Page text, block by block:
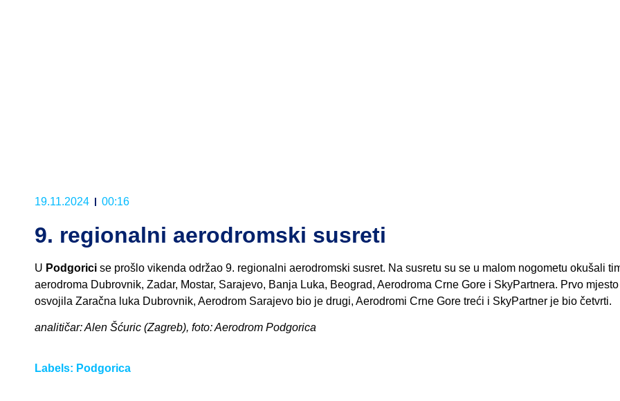
19.11.2024 00:16
9. regionalni aerodromski susreti
U Podgorici se prošlo vikenda održao 9. regionalni aerodromski susret. Na susretu su se u malom nogometu okušali
aerodroma Dubrovnik, Zadar, Mostar, Sarajevo, Banja Luka, Beograd, Aerodroma Crne Gore i SkyPartnera. Prvo
osvojila Zaračna luka Dubrovnik, Aerodrom Sarajevo bio je drugi, Aerodromi Crne Gore treći i SkyPartner je bio četvrti.
analitičar: Alen Šćuric (Zagreb), foto: Aerodrom Podgorica
Labels: Podgorica